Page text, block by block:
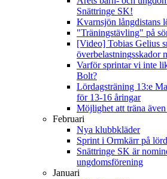
Snättringe SK!
Kvarnsjön långdistans
"Träningstävling" på
[Video] Tobias Gelius
överbelastningsskador
Varför sprintar vi inte
Bolt?
Lördagsträning 13:e
för 13-16 åringar
Möjlighet att träna
Februari
Nya klubbkläder
Sprint i Ormkärr på
Snättringe SK är
ungdomsförening
Januari